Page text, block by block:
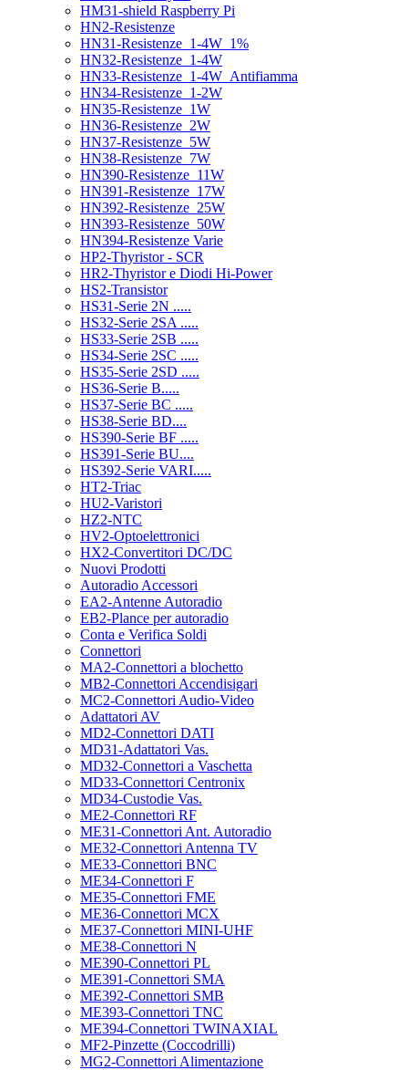
HM31-shield Raspberry Pi
HN2-Resistenze
HN31-Resistenze_1-4W_1%
HN32-Resistenze_1-4W
HN33-Resistenze_1-4W_Antifiamma
HN34-Resistenze_1-2W
HN35-Resistenze_1W
HN36-Resistenze_2W
HN37-Resistenze_5W
HN38-Resistenze_7W
HN390-Resistenze_11W
HN391-Resistenze_17W
HN392-Resistenze_25W
HN393-Resistenze_50W
HN394-Resistenze Varie
HP2-Thyristor - SCR
HR2-Thyristor e Diodi Hi-Power
HS2-Transistor
HS31-Serie 2N .....
HS32-Serie 2SA .....
HS33-Serie 2SB .....
HS34-Serie 2SC .....
HS35-Serie 2SD .....
HS36-Serie B.....
HS37-Serie BC .....
HS38-Serie BD....
HS390-Serie BF .....
HS391-Serie BU....
HS392-Serie VARI.....
HT2-Triac
HU2-Varistori
HZ2-NTC
HV2-Optoelettronici
HX2-Convertitori DC/DC
Nuovi Prodotti
Autoradio Accessori
EA2-Antenne Autoradio
EB2-Plance per autoradio
Conta e Verifica Soldi
Connettori
MA2-Connettori a blochetto
MB2-Connettori Accendisigari
MC2-Connettori Audio-Video
Adattatori AV
MD2-Connettori DATI
MD31-Adattatori Vas.
MD32-Connettori a Vaschetta
MD33-Connettori Centronix
MD34-Custodie Vas.
ME2-Connettori RF
ME31-Connettori Ant. Autoradio
ME32-Connettori Antenna TV
ME33-Connettori BNC
ME34-Connettori F
ME35-Connettori FME
ME36-Connettori MCX
ME37-Connettori MINI-UHF
ME38-Connettori N
ME390-Connettori PL
ME391-Connettori SMA
ME392-Connettori SMB
ME393-Connettori TNC
ME394-Connettori TWINAXIAL
MF2-Pinzette (Coccodrilli)
MG2-Connettori Alimentazione